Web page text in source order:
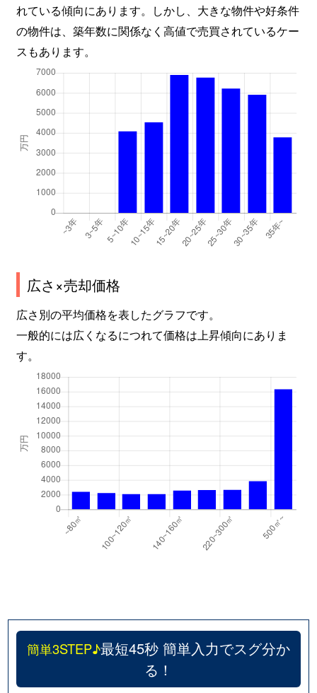
れている傾向にあります。しかし、大きな物件や好条件
の物件は、築年数に関係なく高値で売買されているケー
スもあります。
広さ×売却価格
広さ別の平均価格を表したグラフです。
一般的には広くなるにつれて価格は上昇傾向にありま
す。
簡単3STEP♪最短45秒 簡単入力でスグ分か
る！